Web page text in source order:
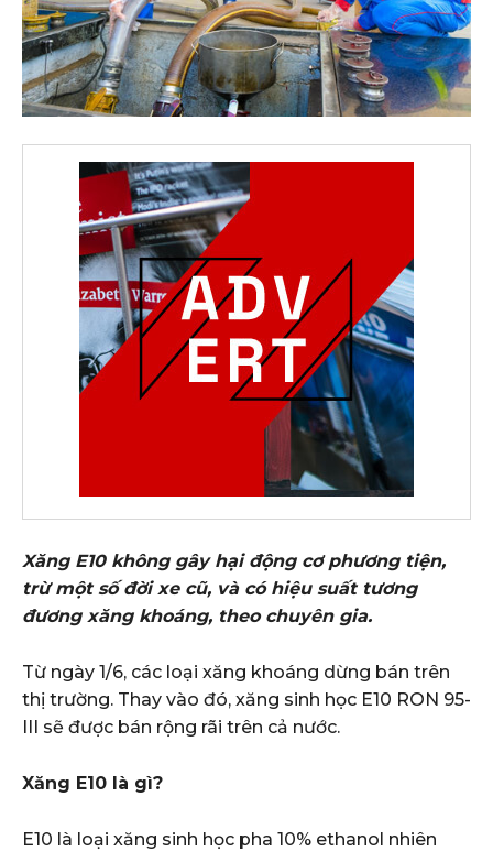
Xăng E10 không gây hại động cơ phương tiện,
trừ một số đời xe cũ, và có hiệu suất tương
đương xăng khoáng, theo chuyên gia.
Từ ngày 1/6, các loại xăng khoáng dừng bán trên
thị trường. Thay vào đó, xăng sinh học E10 RON 95-
III sẽ được bán rộng rãi trên cả nước.
Xăng E10 là gì?
E10 là loại xăng sinh học pha 10% ethanol nhiên